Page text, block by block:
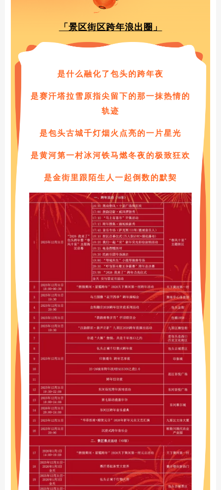
「景区街区跨年浪出圈」
是什么融化了包头的跨年夜
是赛汗塔拉雪原指尖留下的那一抹热情的
轨迹
是包头古城千灯烟火点亮的一片星光
是黄河第一村冰河铁马燃冬夜的极致狂欢
是金街里跟陌生人一起倒数的默契